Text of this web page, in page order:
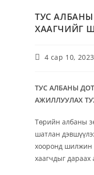
ТУС
ХААГЧИЙГ
4 сар 10, 2023
ТУС АЛБАНЫ
АЖИЛЛУУЛАХ
Төрийн албаны
шатлан
хооронд шилжин
хаагчдыг